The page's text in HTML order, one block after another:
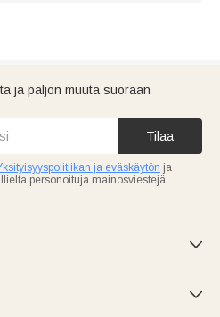
ja paljon muuta suoraan
Tilaa
ja eväskäytön ja
personoituja mainosviestejä

